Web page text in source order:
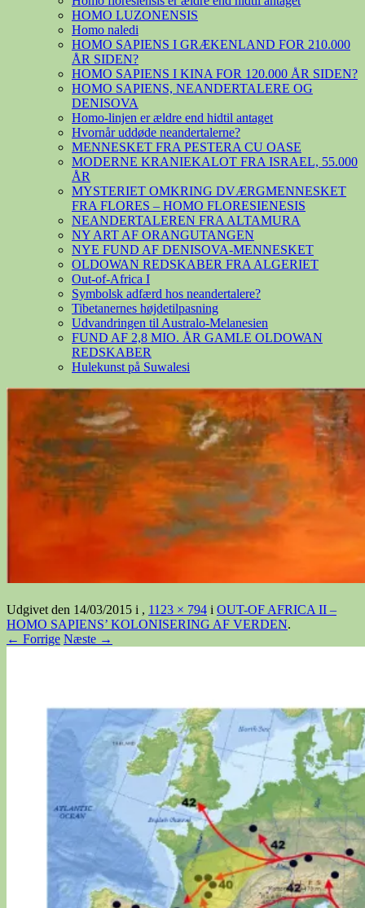
HOMO LUZONENSIS
Homo naledi
HOMO SAPIENS I GRÆKENLAND FOR 210.000
ÅR SIDEN?
HOMO SAPIENS I KINA FOR 120.000 ÅR SIDEN?
HOMO SAPIENS, NEANDERTALERE OG
DENISOVA
Homo-linjen er ældre end hidtil antaget
Hvornår uddøde neandertalerne?
MENNESKET FRA PESTERA CU OASE
MODERNE KRANIEKALOT FRA ISRAEL, 55.000
ÅR
MYSTERIET OMKRING DVÆRGMENNESKET
FRA FLORES – HOMO FLORESIENESIS
NEANDERTALEREN FRA ALTAMURA
NY ART AF ORANGUTANGEN
NYE FUND AF DENISOVA-MENNESKET
OLDOWAN REDSKABER FRA ALGERIET
Out-of-Africa I
Symbolsk adfærd hos neandertalere?
Tibetanernes højdetilpasning
Udvandringen til Australo-Melanesien
FUND AF 2,8 MIO. ÅR GAMLE OLDOWAN
REDSKABER
Hulekunst på Suwalesi
Udgivet den 14/03/2015 i , 1123 × 794 i OUT-OF AFRICA II –
HOMO SAPIENS’ KOLONISERING AF VERDEN.
← Forrige Næste →